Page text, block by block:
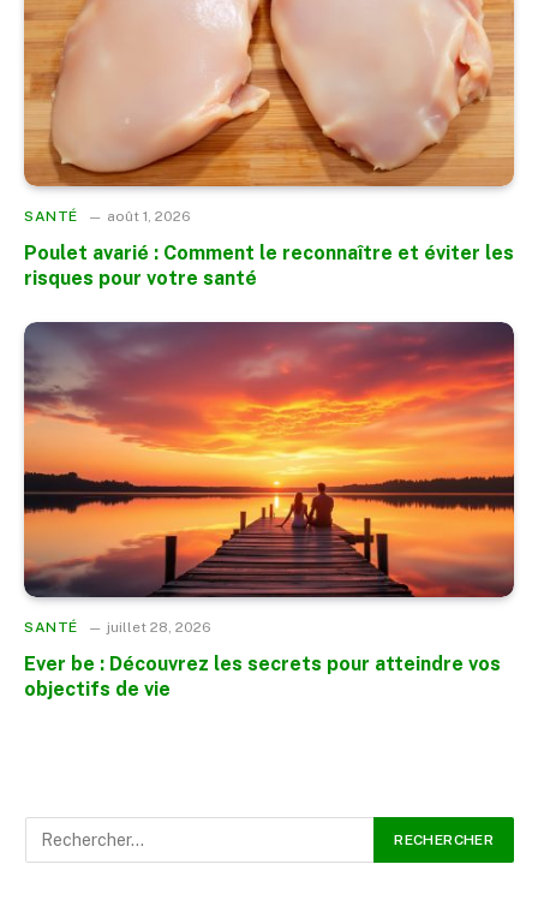
SANTÉ août 1, 2026
Poulet avarié : Comment le reconnaître et éviter les
risques pour votre santé
SANTÉ juillet 28, 2026
Ever be : Découvrez les secrets pour atteindre vos
objectifs de vie